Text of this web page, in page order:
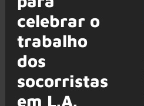
celebrar o
trabalho
dos
socorristas
em L.A.